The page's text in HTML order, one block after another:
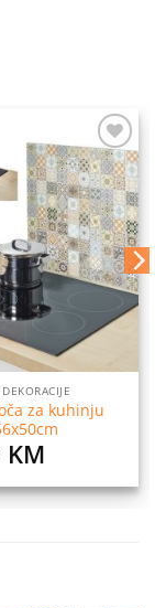
Dodaj
na
listu
želja
za kuhinju
KM